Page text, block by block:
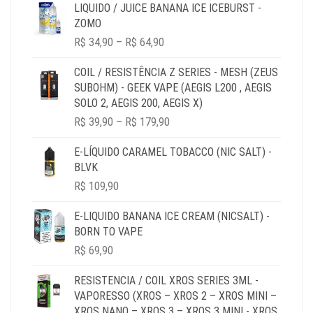
LIQUIDO / JUICE BANANA ICE ICEBURST -
ZOMO
R$ 34,90 – R$ 64,90
R$ 34,90
THROUGH
R$ 64,90
COIL / RESISTÊNCIA Z SERIES - MESH (ZEUS
SUBOHM) - GEEK VAPE (AEGIS L200 , AEGIS
SOLO 2, AEGIS 200, AEGIS X)
R$ 39,90 – R$ 179,90
R$ 39,90
E-LÍQUIDO CARAMEL TOBACCO (NIC SALT) -
BLVK
R$ 109,90
E-LIQUIDO BANANA ICE CREAM (NICSALT) -
BORN TO VAPE
R$ 69,90
RESISTENCIA / COIL XROS SERIES 3ML -
VAPORESSO (XROS – XROS 2 – XROS MINI –